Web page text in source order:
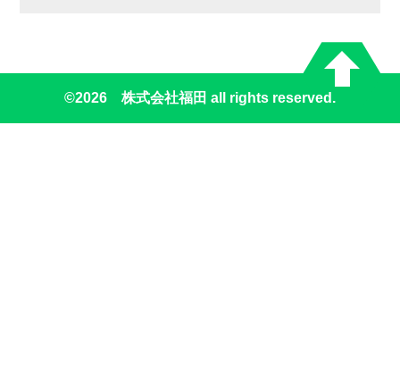
©2026 株式会社福田 all rights reserved.